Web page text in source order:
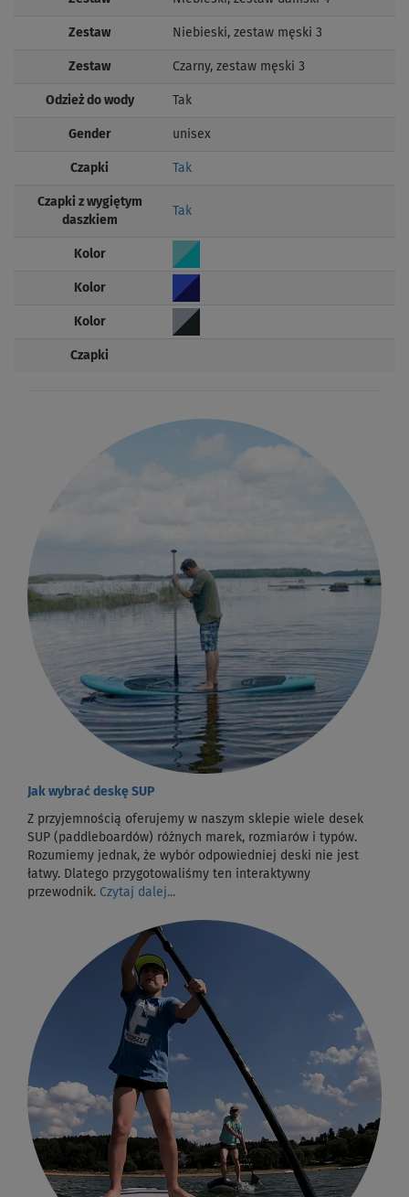
Zestaw Niebieski, zestaw męski 3
Zestaw Czarny, zestaw męski 3
Odzież do wody Tak
Gender unisex
Czapki Tak
Czapki z wygiętym
daszkiem
Tak
Kolor
Kolor
Kolor
Czapki
Jak wybrać deskę SUP
Z przyjemnością oferujemy w naszym sklepie wiele desek
SUP (paddleboardów) różnych marek, rozmiarów i typów.
Rozumiemy jednak, że wybór odpowiedniej deski nie jest
łatwy. Dlatego przygotowaliśmy ten interaktywny
przewodnik. Czytaj dalej...